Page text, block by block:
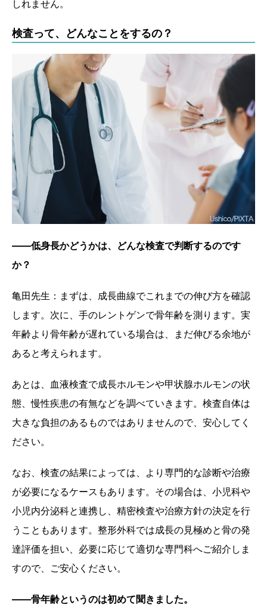
しれません。
検査って、どんなことをするの？
——低身長かどうかは、どんな検査で判断するのです
か？
亀田先生：まずは、成長曲線でこれまでの伸び方を確認
します。次に、手のレントゲンで骨年齢を測ります。実
年齢より骨年齢が遅れている場合は、まだ伸びる余地が
あると考えられます。
あとは、血液検査で成長ホルモンや甲状腺ホルモンの状
態、慢性疾患の有無などを調べていきます。検査自体は
大きな負担のあるものではありませんので、安心してく
ださい。
なお、検査の結果によっては、より専門的な診断や治療
が必要になるケースもあります。その場合は、小児科や
小児内分泌科と連携し、精密検査や治療方針の決定を行
うこともあります。整形外科では成長の見極めと骨の発
達評価を担い、必要に応じて適切な専門科へご紹介しま
すので、ご安心ください。
——骨年齢というのは初めて聞きました。